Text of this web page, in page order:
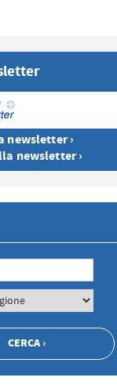
newsletter ›
newsletter ›